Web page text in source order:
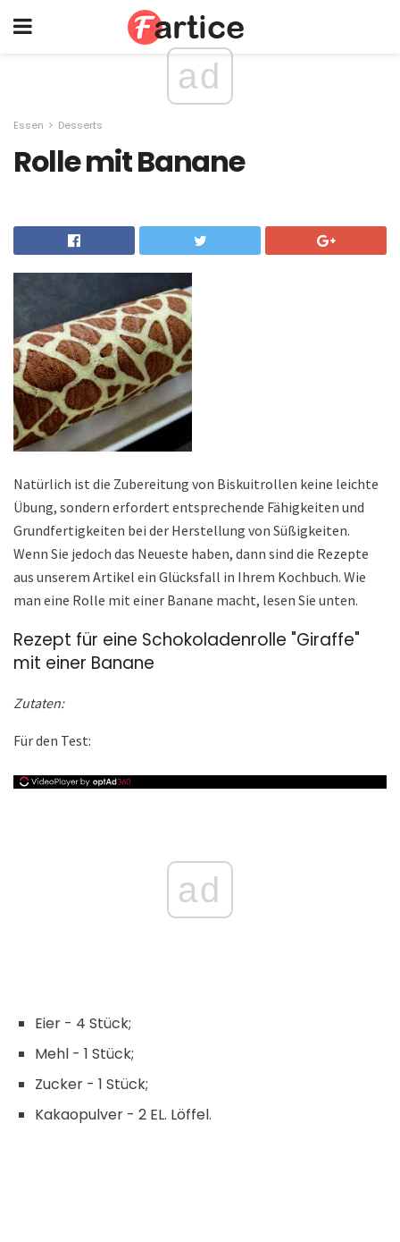
ad
Essen Desserts
Rolle mit Banane
Natürlich ist die Zubereitung von Biskuitrollen keine leichte
Übung, sondern erfordert entsprechende Fähigkeiten und
Grundfertigkeiten bei der Herstellung von Süßigkeiten.
Wenn Sie jedoch das Neueste haben, dann sind die Rezepte
aus unserem Artikel ein Glücksfall in Ihrem Kochbuch. Wie
man eine Rolle mit einer Banane macht, lesen Sie unten.
Rezept für eine Schokoladenrolle "Giraffe"
mit einer Banane
Zutaten:
Für den Test:
ad
Eier - 4 Stück;
Mehl - 1 Stück;
Zucker - 1 Stück;
Kakaopulver - 2 EL. Löffel.